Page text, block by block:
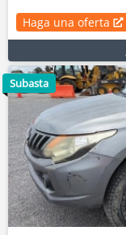
Haga una oferta
Subasta